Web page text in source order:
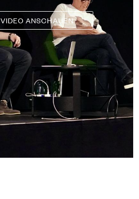
VIDEO ANSCHAUEN